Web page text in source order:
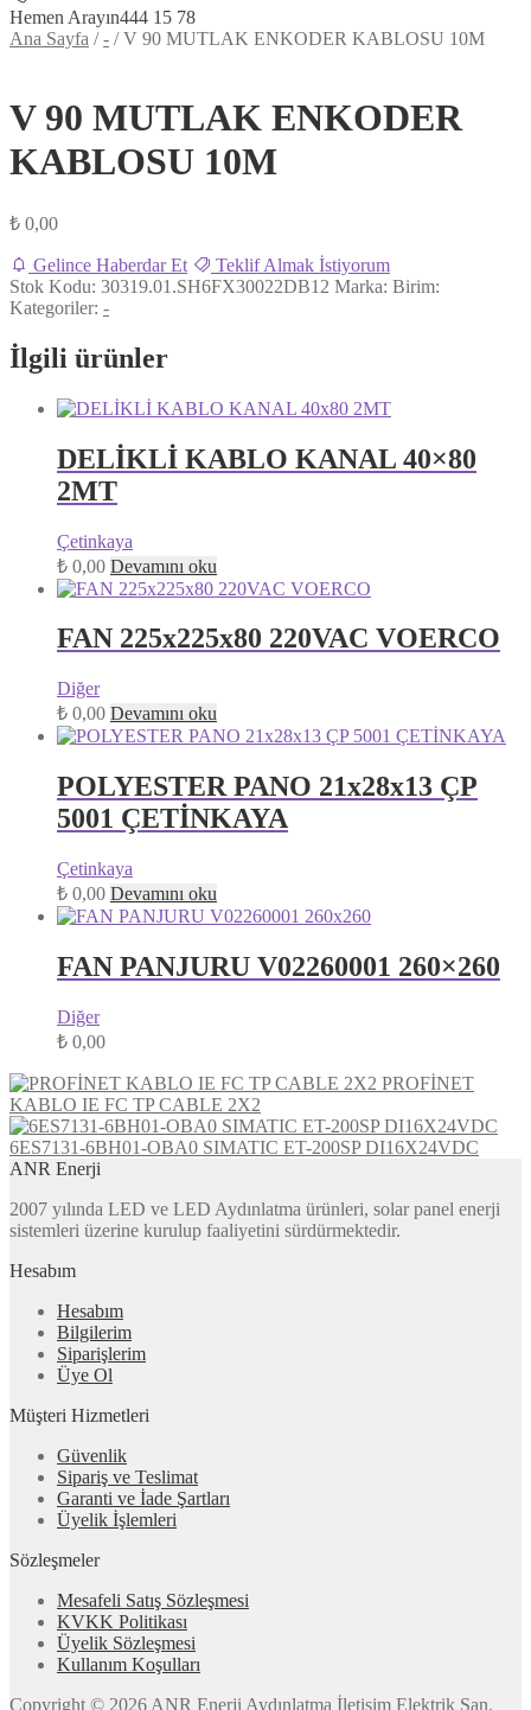
Hemen Arayın444 15 78
Ana Sayfa /- /V 90 MUTLAK ENKODER KABLOSU 10M
V 90 MUTLAK ENKODER
KABLOSU 10M
₺ 0,00
Gelince Haberdar Et
Teklif Almak İstiyorum
Stok Kodu: 30319.01.SH6FX30022DB12 Marka: Birim:
Kategoriler: -
İlgili ürünler
DELİKLİ KABLO KANAL 40×80
2MT
Çetinkaya
₺ 0,00 Devamını oku
FAN 225x225x80 220VAC VOERCO
Diğer
₺ 0,00 Devamını oku
POLYESTER PANO 21x28x13 ÇP
5001 ÇETİNKAYA
Çetinkaya
₺ 0,00 Devamını oku
FAN PANJURU V02260001 260×260
Diğer
₺ 0,00
PROFİNET
KABLO IE FC TP CABLE 2X2
6ES7131-6BH01-OBA0 SIMATIC ET-200SP DI16X24VDC
ANR Enerji
2007 yılında LED ve LED Aydınlatma ürünleri, solar panel enerji
sistemleri üzerine kurulup faaliyetini sürdürmektedir.
Hesabım
Hesabım
Bilgilerim
Siparişlerim
Üye Ol
Müşteri Hizmetleri
Güvenlik
Sipariş ve Teslimat
Garanti ve İade Şartları
Üyelik İşlemleri
Sözleşmeler
Mesafeli Satış Sözleşmesi
KVKK Politikası
Üyelik Sözleşmesi
Kullanım Koşulları
Copyright © 2026 ANR Enerji Aydınlatma İletişim Elektrik San.